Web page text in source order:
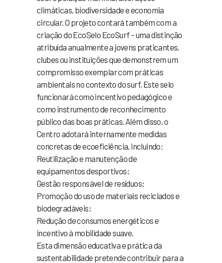
climáticas, biodiversidade e economia
circular. O projeto contará também com a
criação do EcoSelo EcoSurf – uma distinção
atribuída anualmente a jovens praticantes,
clubes ou instituições que demonstrem um
compromisso exemplar com práticas
ambientais no contexto do surf. Este selo
funcionará como incentivo pedagógico e
como instrumento de reconhecimento
público das boas práticas. Além disso, o
Centro adotará internamente medidas
concretas de ecoeficiência, incluindo:
Reutilização e manutenção de
equipamentos desportivos;
Gestão responsável de resíduos;
Promoção do uso de materiais reciclados e
biodegradáveis;
Redução de consumos energéticos e
incentivo à mobilidade suave.
Esta dimensão educativa e prática da
sustentabilidade pretende contribuir para a